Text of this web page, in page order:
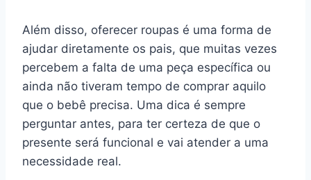
Além disso, oferecer roupas é uma forma de
ajudar diretamente os pais, que muitas vezes
percebem a falta de uma peça específica ou
ainda não tiveram tempo de comprar aquilo
que o bebê precisa. Uma dica é sempre
perguntar antes, para ter certeza de que o
presente será funcional e vai atender a uma
necessidade real.